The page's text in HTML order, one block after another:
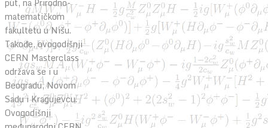
put, na Prirodno-
matematičkom
fakultetu u Nišu.
Takođe, ovogodišnji
CERN Masterclass
održava se i u
Beogradu, Novom
Sadu i Kragujevcu.
Ovogodišnji